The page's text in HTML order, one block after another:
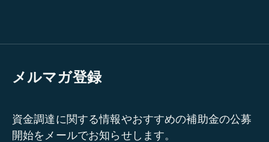
メルマガ登録
資金調達に関する情報やおすすめの補助金の公募
開始をメールでお知らせします。